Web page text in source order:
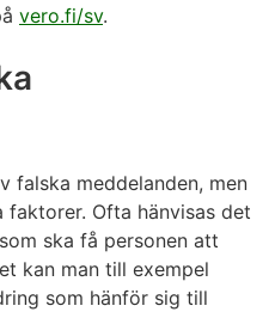
vero.fi/sv.
falska meddelanden, men
faktorer. Ofta hänvisas det
ska få personen att
kan man till exempel
som hänför sig till